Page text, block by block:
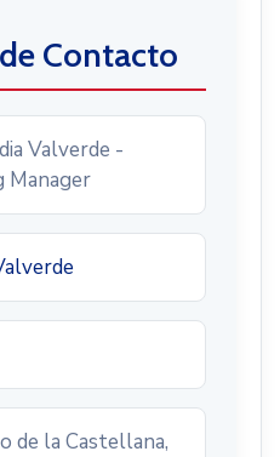
Contacto
Valverde -
de la Castellana,